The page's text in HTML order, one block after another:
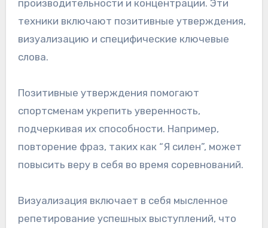
производительности и концентрации. Эти
техники включают позитивные утверждения,
визуализацию и специфические ключевые
слова.
Позитивные утверждения помогают
спортсменам укрепить уверенность,
подчеркивая их способности. Например,
повторение фраз, таких как “Я силен”, может
повысить веру в себя во время соревнований.
Визуализация включает в себя мысленное
репетирование успешных выступлений, что